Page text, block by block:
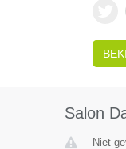
Salon
Niet